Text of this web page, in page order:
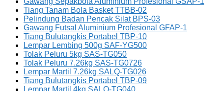
Tiang Tanam Bola Basket TTBB-02
Pelindung Badan Pencak Silat BPS-03
Gawang Futsal Aluminium Profesional GFAP-1
Tiang Bulutangkis Portabel TBP-10
Lempar Lembing 500g SAF-YG500
Tolak Peluru 5kg SAS-TG050
Tolak Peluru 7.26kg SAS-TG0726
Lempar Martil 7.26kg SALQ-TG026
Tiang Bulutangkis Portabel TBP-09
Lempar Martil 4kg SALQ-TG040